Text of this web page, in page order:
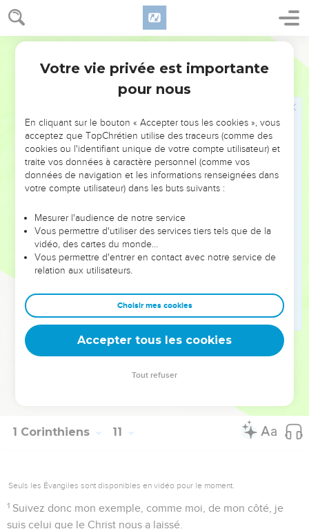
1 Corinthiens 10
mais la sienne. — Mais pourquoi, (demandez-vous,) ma
conscience serait-elle régie par une conscience étrangère et
pourquoi ma liberté serait-elle mise en question par des
Si je mange d’un cœur reconnaissant et que je remercie
Dieu pour les aliments dont je jouis, pourquoi serais-je
rends grâce à Dieu ? —
Parce que, soit que vous mangiez, soit que vous buviez,
soit que vous fassiez quelque autre chose, vous devez tout
faire pour la gloire de Dieu.
sujet de scandale ou une occasion de chute, ni pour les
Juifs, ni pour les non-Juifs, ni pour les membres de l’Église
de Dieu.
C’est d’après ces principes que j’agis moi-même : je
hommes en tenant compte de leurs opinions, de leurs désirs
et de leurs intérêts. Je ne considère pas ce qui me serait
agréable ou avantageux, mais je pense aux multitudes
d’hommes perdus, cherchant à les conduire au salut.
1 Corinthiens 11
Seuls les Évangiles sont disponibles en vidéo pour le moment.
1 Suivez donc mon exemple, comme moi, de mon côté, je
suis celui que le Christ nous a laissé.
Votre vie privée est importante
pour nous
En cliquant sur le bouton « Accepter tous les cookies », vous
acceptez que TopChrétien utilise des traceurs (comme des
cookies ou l'identifiant unique de votre compte utilisateur) et
traite vos données à caractère personnel (comme vos
données de navigation et les informations renseignées dans
votre compte utilisateur) dans les buts suivants :
Mesurer l'audience de notre service
Vous permettre d'utiliser des services tiers tels que de la
vidéo, des cartes du monde…
Vous permettre d'entrer en contact avec notre service de
relation aux utilisateurs.
Choisir mes cookies
Accepter tous les cookies
Tout refuser